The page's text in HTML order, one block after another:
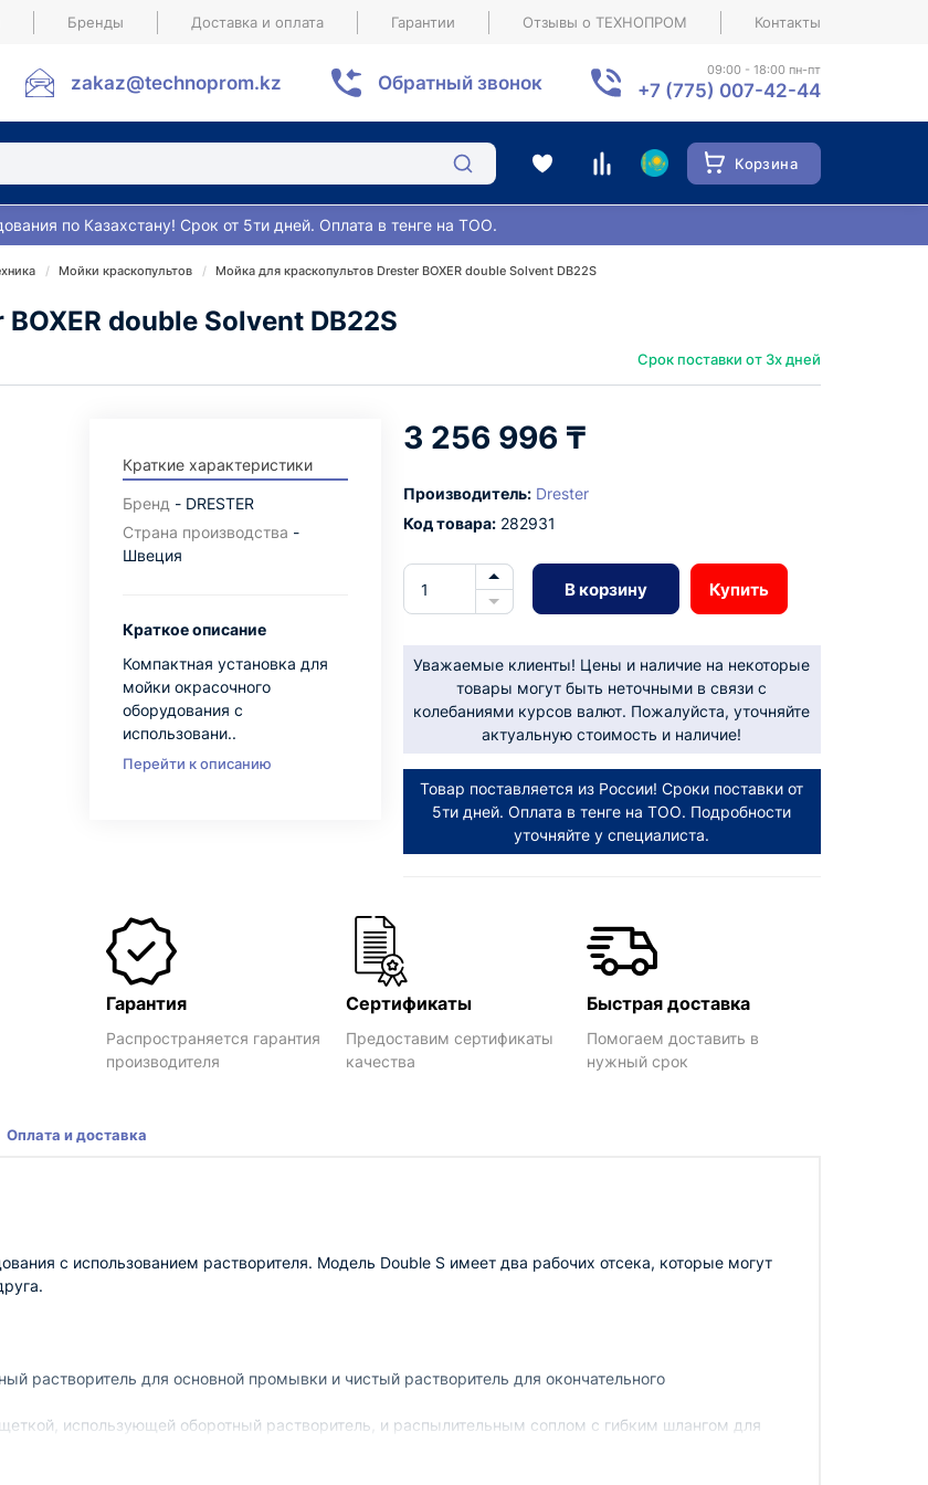
Бренды Доставка и оплата Гарантии Отзывы о ТЕХНОПРОМ Контакты
zakaz@technoprom.kz Обратный звонок
09:00 - 18:00 пн-пт
+7 (775) 007-42-44
Корзина
по Казахстану! Срок от 5ти дней. Оплата в тенге на ТОО.
Мойки краскопультов Мойка для краскопультов Drester BOXER double Solvent DB22S
double Solvent DB22S
Срок поставки от 3х дней
Краткие характеристики
Бренд - DRESTER
Страна производства -
Швеция
Краткое описание
Компактная установка для
мойки окрасочного
оборудования с
использовани..
Перейти к описанию
3 256 996 ₸
Производитель: Drester
Код товара:282931
В корзину Купить
Уважаемые клиенты! Цены и наличие на некоторые
товары могут быть неточными в связи с
колебаниями курсов валют. Пожалуйста, уточняйте
актуальную стоимость и наличие!
Товар поставляется из России! Сроки поставки от
5ти дней. Оплата в тенге на ТОО. Подробности
уточняйте у специалиста.
Гарантия
Распространяется гарантия
производителя
Сертификаты
Предоставим сертификаты
качества
Быстрая доставка
Помогаем доставить в
нужный срок
Оплата и доставка
с использованием растворителя. Модель Double S имеет два рабочих отсека, которые могут
растворитель для основной промывки и чистый растворитель для окончательного
использующей оборотный растворитель, и распылительным соплом с гибким шлангом для